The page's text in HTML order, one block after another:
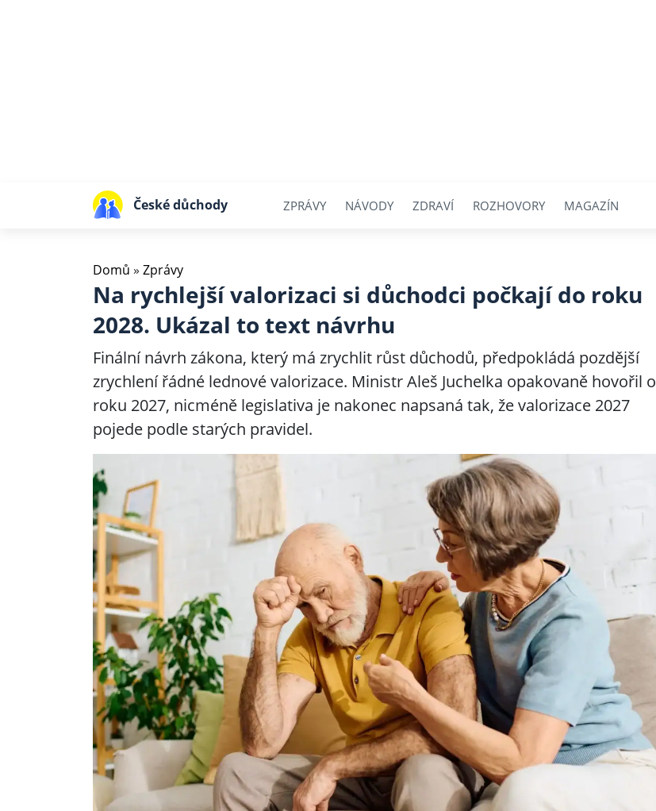
České důchody ZPRÁVY NÁVODY ZDRAVÍ ROZHOVORY MAGAZÍN
Domů » Zprávy
Na rychlejší valorizaci si důchodci počkají do roku
2028. Ukázal to text návrhu
Finální návrh zákona, který má zrychlit růst důchodů, předpokládá pozdější
zrychlení řádné lednové valorizace. Ministr Aleš Juchelka opakovaně hovořil o
roku 2027, nicméně legislativa je nakonec napsaná tak, že valorizace 2027
pojede podle starých pravidel.